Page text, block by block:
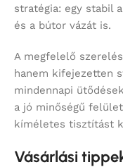
stratégia: egy stabil
és a bútor vázát is.
A megfelelő
hanem kifejezetten
mindennapi
a jó minőségű
kíméletes tisztítást
Vásárlási